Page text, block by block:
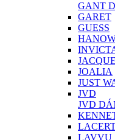
GANT
GARET
GUESS
JOALIA
JUST
JVD
JVD
LAVVU